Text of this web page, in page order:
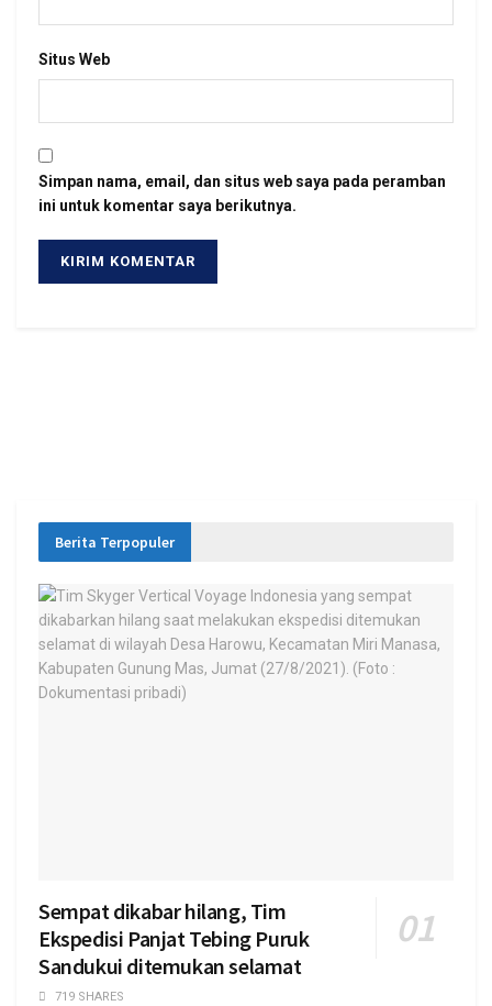
Situs Web
Simpan nama, email, dan situs web saya pada peramban
ini untuk komentar saya berikutnya.
Berita Terpopuler
Sempat dikabar hilang, Tim
Ekspedisi Panjat Tebing Puruk
Sandukui ditemukan selamat
719 SHARES